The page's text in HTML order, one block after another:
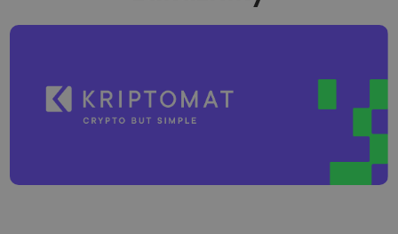
...dnes bych měl/a
Chytrý způsob investování do krypta
Průzkumník investic
Získejte za své krypto odměny